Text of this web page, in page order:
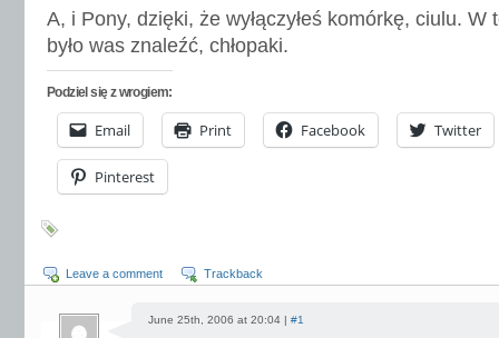
A, i Pony, dzięki, że wyłączyłeś komórkę, ciulu. W
było was znaleźć, chłopaki.
Podziel się z wrogiem:
Email Print Facebook Twitter
Pinterest
Leave a comment Trackback
June 25th, 2006 at 20:04 | #1